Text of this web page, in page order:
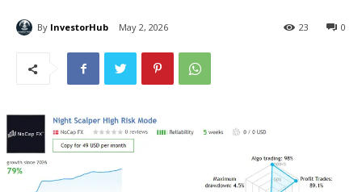
By InvestorHub May 2, 2026 0
23